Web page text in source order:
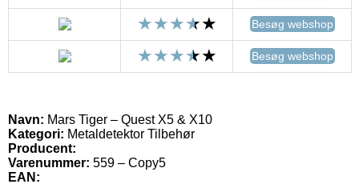
Besøg webshop
Besøg webshop
Navn: Mars Tiger – Quest X5 & X10
Kategori: Metaldetektor Tilbehør
Producent:
Varenummer: 559 – Copy5
EAN: